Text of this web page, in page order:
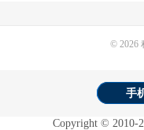
© 2026
手
Copyright © 2010-